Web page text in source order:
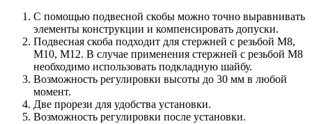
С помощью подвесной скобы можно точно выравнивать
элементы конструкции и компенсировать допуски.
Подвесная скоба подходит для стержней с резьбой М8,
М10, М12. В случае применения стержней с резьбой М8
необходимо использовать подкладную шайбу.
Возможность регулировки высоты до 30 мм в любой
момент.
Две прорези для удобства установки.
Возможность регулировки после установки.